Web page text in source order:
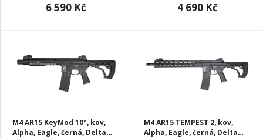
6 590 Kč 4 690 Kč
M4 AR15 KeyMod 10", kov,
Alpha, Eagle, černá, Delta
M4 AR15 TEMPEST 2, kov,
Alpha, Eagle, černá, Delta